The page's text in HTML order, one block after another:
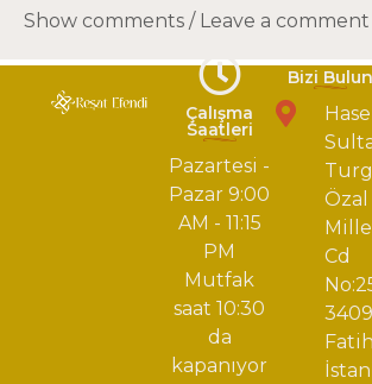
Show comments / Leave a comment
Çalışma
Saatleri
Pazartesi -
Pazar 9:00
AM - 11:15
PM
Mutfak
saat 10:30
da
kapanıyor
Bizi Bulun
Özal
Cd